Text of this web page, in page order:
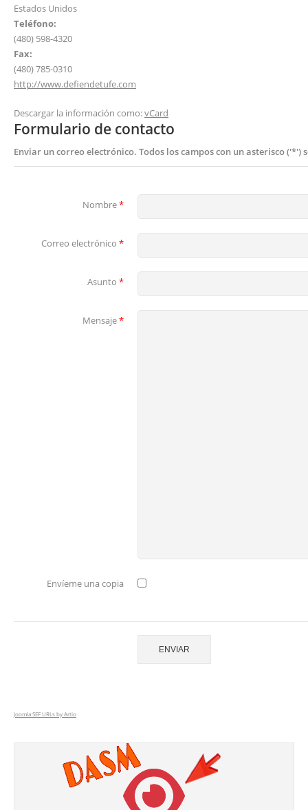
Estados Unidos
Teléfono:
(480) 598-4320
Fax:
(480) 785-0310
http://www.defiendetufe.com
Descargar la información como:vCard
Formulario de contacto
Enviar un correo electrónico. Todos los campos con un asterisco ('*')
Nombre*
Correo electrónico *
Asunto *
Mensaje*
Envíeme una copia
ENVIAR
Joomla SEF URLs by Artio